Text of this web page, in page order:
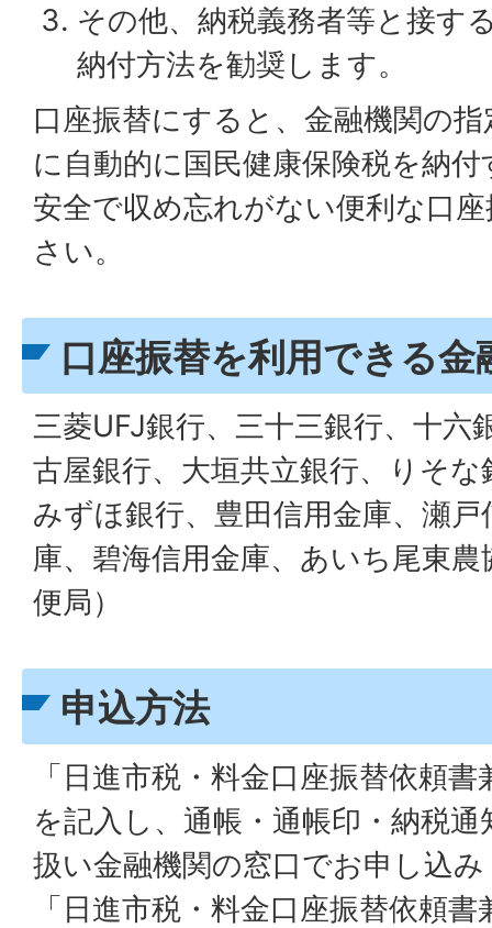
その他、納税義務者等と接す
納付方法を勧奨します。
口座振替にすると、金融機関の
に自動的に国民健康保険税を納
安全で収め忘れがない便利な口
さい。
口座振替を利用できる金
三菱UFJ銀行、三十三銀行、十六
古屋銀行、大垣共立銀行、りそ
みずほ銀行、豊田信用金庫、瀬
庫、碧海信用金庫、あいち尾東
便局）
申込方法
「日進市税・料金口座振替依頼
を記入し、通帳・通帳印・納税
扱い金融機関の窓口でお申し込
「日進市税・料金口座振替依頼